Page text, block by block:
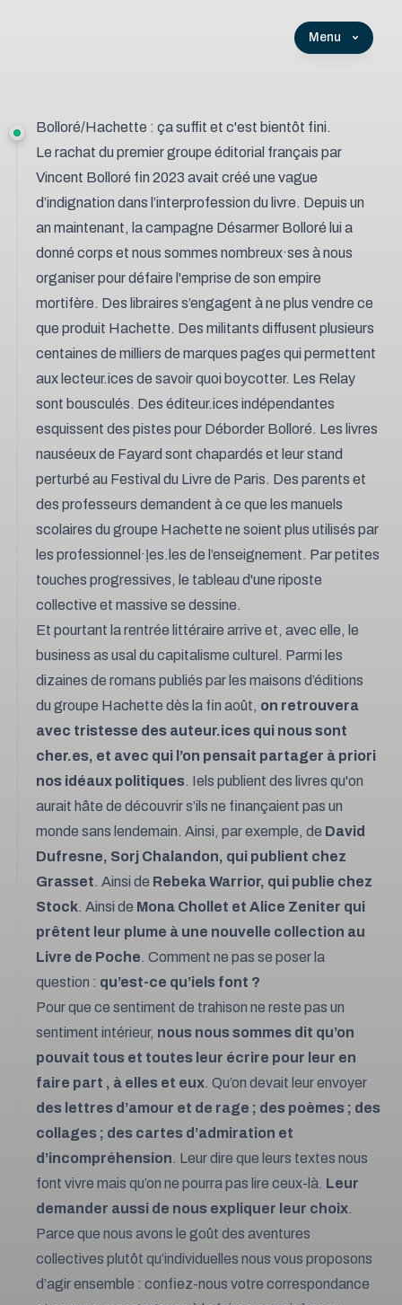
Bolloré/Hachette : ça suffit et c'est bientôt fini.
Le rachat du premier groupe éditorial français par
Vincent Bolloré fin 2023 avait créé une vague
d’indignation dans l’interprofession du livre. Depuis un
an maintenant, la campagne Désarmer Bolloré lui a
donné corps et nous sommes nombreux·ses à nous
organiser pour défaire l'emprise de son empire
mortifère. Des libraires s’engagent à ne plus vendre ce
que produit Hachette. Des militants diffusent plusieurs
centaines de milliers de marques pages qui permettent
aux lecteur.ices de savoir quoi boycotter. Les Relay
sont bousculés. Des éditeur.ices indépendantes
esquissent des pistes pour Déborder Bolloré. Les livres
nauséeux de Fayard sont chapardés et leur stand
perturbé au Festival du Livre de Paris. Des parents et
des professeurs demandent à ce que les manuels
scolaires du groupe Hachette ne soient plus utilisés par
les professionnel·ḷes.les de l’enseignement. Par petites
touches progressives, le tableau d'une riposte
collective et massive se dessine.
Et pourtant la rentrée littéraire arrive et, avec elle, le
business as usal du capitalisme culturel. Parmi les
dizaines de romans publiés par les maisons d’éditions
du groupe Hachette dès la fin août, on retrouvera
avec tristesse des auteur.ices qui nous sont
cher.es, et avec qui l’on pensait partager à priori
nos idéaux politiques. Iels publient des livres qu'on
aurait hâte de découvrir s’ils ne finançaient pas un
monde sans lendemain. Ainsi, par exemple, de David
Dufresne, Sorj Chalandon, qui publient chez
Grasset. Ainsi de Rebeka Warrior, qui publie chez
Stock. Ainsi de Mona Chollet et Alice Zeniter qui
prêtent leur plume à une nouvelle collection au
Livre de Poche. Comment ne pas se poser la
question : qu’est-ce qu’iels font ?
Pour que ce sentiment de trahison ne reste pas un
sentiment intérieur, nous nous sommes dit qu’on
pouvait tous et toutes leur écrire pour leur en
faire part , à elles et eux. Qu’on devait leur envoyer
des lettres d’amour et de rage ; des poèmes ; des
collages ; des cartes d’admiration et
d’incompréhension. Leur dire que leurs textes nous
font vivre mais qu’on ne pourra pas lire ceux-là. Leur
demander aussi de nous expliquer leur choix.
Parce que nous avons le goût des aventures
collectives plutôt qu’individuelles nous vous proposons
d’agir ensemble : confiez-nous votre correspondance
Menu